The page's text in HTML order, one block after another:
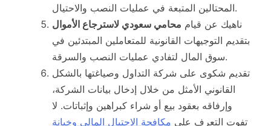
المحتالين المتبعة في عمليات النصب والاحتيال.
ناهيك عن قيام محامي سعودي لاسترجاع الأموال
بتقديم التوجيهات القانونية للمتعاملين المبتدئين في
سوق المال لتفادي عمليات النصب والسرقة.
تقديم شكوى على شركة التداول وصياغتها بالشكل
القانوني الأمثل من خلال إدخال بيانات الشركة،
وإرفاقه بعقود بيع أو شراء كبراهين وإثباتات. لا
تفوت التعرف على مكافحة الاحتيال المالي وخيانة